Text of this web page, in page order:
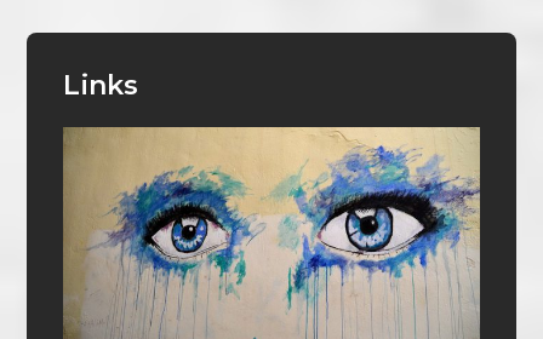
Links